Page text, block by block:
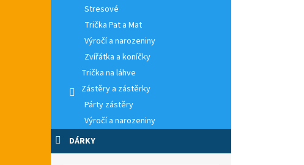
Stresové
Trička Pat a Mat
Výročí a narozeniny
Zvířátka a koníčky
Trička na láhve
Zástěry a zástěrky
Párty zástěry
Výročí a narozeniny
DÁRKY